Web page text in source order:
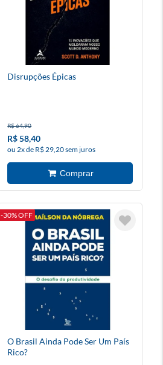
Disrupções Épicas
R$ 64,90
R$ 58,40
ou 2x de R$ 29,20 sem juros
-30% OFF
O Brasil Ainda Pode Ser Um País
Rico?